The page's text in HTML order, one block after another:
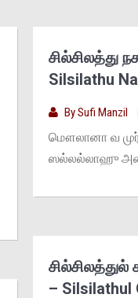
சில்சிலத்து
Silsilathu
BySufi Manzil
மௌலானா வ
ஸல்லல்லாஹு
சில்சிலத்துல்
– Silsilathul